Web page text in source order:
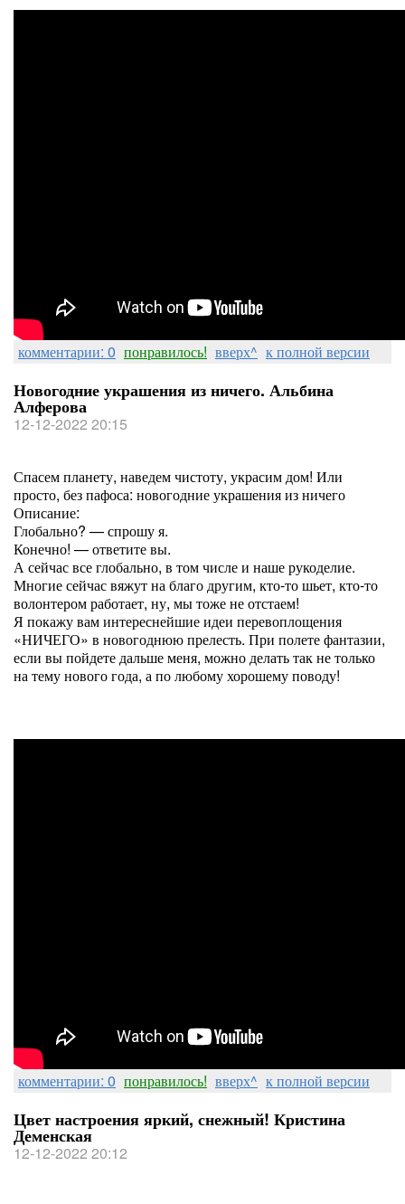
комментарии: 0 понравилось! вверх^ к полной версии
Новогодние украшения из ничего. Альбина
Алферова
12-12-2022 20:15
Спасем планету, наведем чистоту, украсим дом! Или
просто, без пафоса: новогодние украшения из ничего
Описание:
Глобально? — спрошу я.
Конечно! — ответите вы.
А сейчас все глобально, в том числе и наше рукоделие.
Многие сейчас вяжут на благо другим, кто-то шьет, кто-то
волонтером работает, ну, мы тоже не отстаем!
Я покажу вам интереснейшие идеи перевоплощения
«НИЧЕГО» в новогоднюю прелесть. При полете фантазии,
если вы пойдете дальше меня, можно делать так не только
на тему нового года, а по любому хорошему поводу!
комментарии: 0 понравилось! вверх^ к полной версии
Цвет настроения яркий, снежный! Кристина
Деменская
12-12-2022 20:12